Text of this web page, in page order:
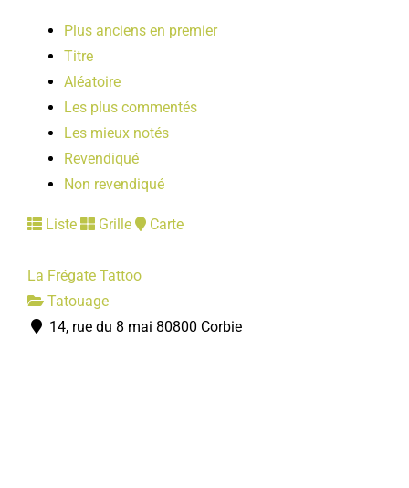
Plus anciens en premier
Titre
Aléatoire
Les plus commentés
Les mieux notés
Revendiqué
Non revendiqué
Liste Grille Carte
La Frégate Tattoo
Tatouage
14, rue du 8 mai 80800 Corbie